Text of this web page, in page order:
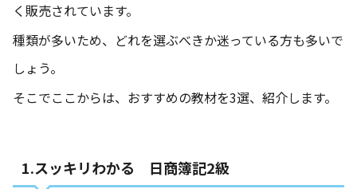
く販売されています。
種類が多いため、どれを選ぶべきか迷っている方も多いで
しょう。
そこでここからは、おすすめの教材を3選、紹介します。
1.スッキリわかる 日商簿記2級